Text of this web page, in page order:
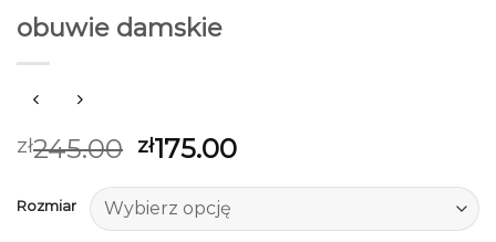
obuwie damskie
zł245.00 zł175.00
Rozmiar